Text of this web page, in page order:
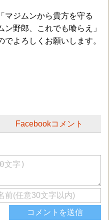
マジムンから貴方を守る
野郎、これでも喰らえ」
よろしくお願いします。
Facebookコメント